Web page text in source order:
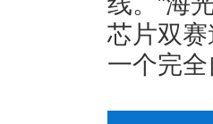
芯片双
一个完